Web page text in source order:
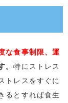
な食事制限、運
。特にストレス
トレスをすぐに
るとすれば食生